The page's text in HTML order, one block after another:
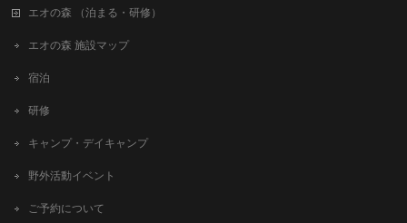
エオの森 （泊まる・研修）
エオの森 施設マップ
宿泊
研修
キャンプ・デイキャンプ
野外活動イベント
ご予約について